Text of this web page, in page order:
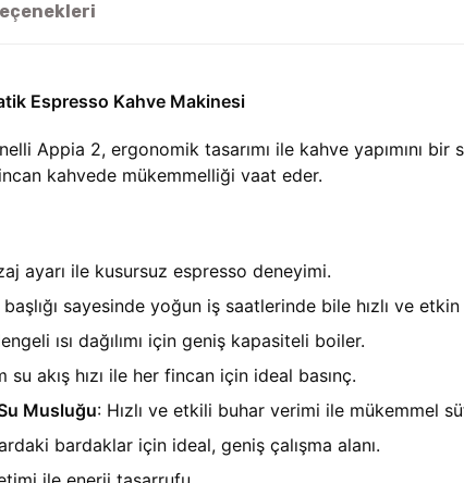
Espresso Kahve Makinesi
Appia 2, ergonomik tasarımı ile kahve yapımını
kahvede mükemmelliği vaat eder.
ayarı ile kusursuz espresso deneyimi.
sayesinde yoğun iş saatlerinde bile hızlı ve etkin
ısı dağılımı için geniş kapasiteli boiler.
su akış hızı ile her fincan için ideal basınç.
Musluğu: Hızlı ve etkili buhar verimi ile mükemmel
bardaklar için ideal, geniş çalışma alanı.